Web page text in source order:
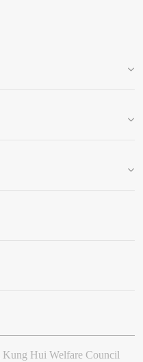
Hui Welfare Council